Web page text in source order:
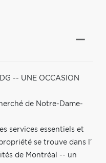
-- UNE OCCASION
de Notre-Dame-
services essentiels et
se trouve dans l'
de Montréal -- un